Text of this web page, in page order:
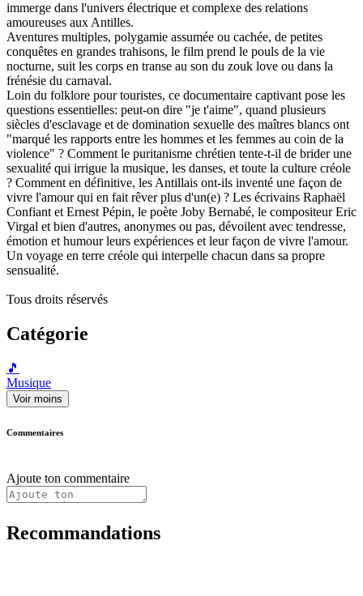
immerge dans l'univers électrique et complexe des relations
amoureuses aux Antilles.
Aventures multiples, polygamie assumée ou cachée, de petites
conquêtes en grandes trahisons, le film prend le pouls de la vie
nocturne, suit les corps en transe au son du zouk love ou dans la
frénésie du carnaval.
Loin du folklore pour touristes, ce documentaire captivant pose les
questions essentielles: peut-on dire "je t'aime", quand plusieurs
siècles d'esclavage et de domination sexuelle des maîtres blancs ont
"marqué les rapports entre les hommes et les femmes au coin de la
violence" ? Comment le puritanisme chrétien tente-t-il de brider une
sexualité qui irrigue la musique, les danses, et toute la culture créole
? Comment en définitive, les Antillais ont-ils inventé une façon de
vivre l'amour qui en fait rêver plus d'un(e) ? Les écrivains Raphaël
Confiant et Ernest Pépin, le poète Joby Bernabé, le compositeur Eric
Virgal et bien d'autres, anonymes ou pas, dévoilent avec tendresse,
émotion et humour leurs expériences et leur façon de vivre l'amour.
Un voyage en terre créole qui interpelle chacun dans sa propre
sensualité.
Tous droits réservés
Catégorie
🎵
Musique
Voir moins
Commentaires
Ajoute ton commentaire
Recommandations